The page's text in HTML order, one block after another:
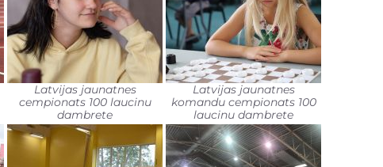
Latvijas jaunatnes
cempionats 100 laucinu
dambrete
Latvijas jaunatnes
komandu cempionats 100
laucinu dambrete